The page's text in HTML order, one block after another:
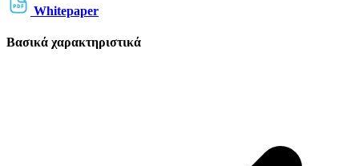
Whitepaper
Βασικά χαρακτηριστικά